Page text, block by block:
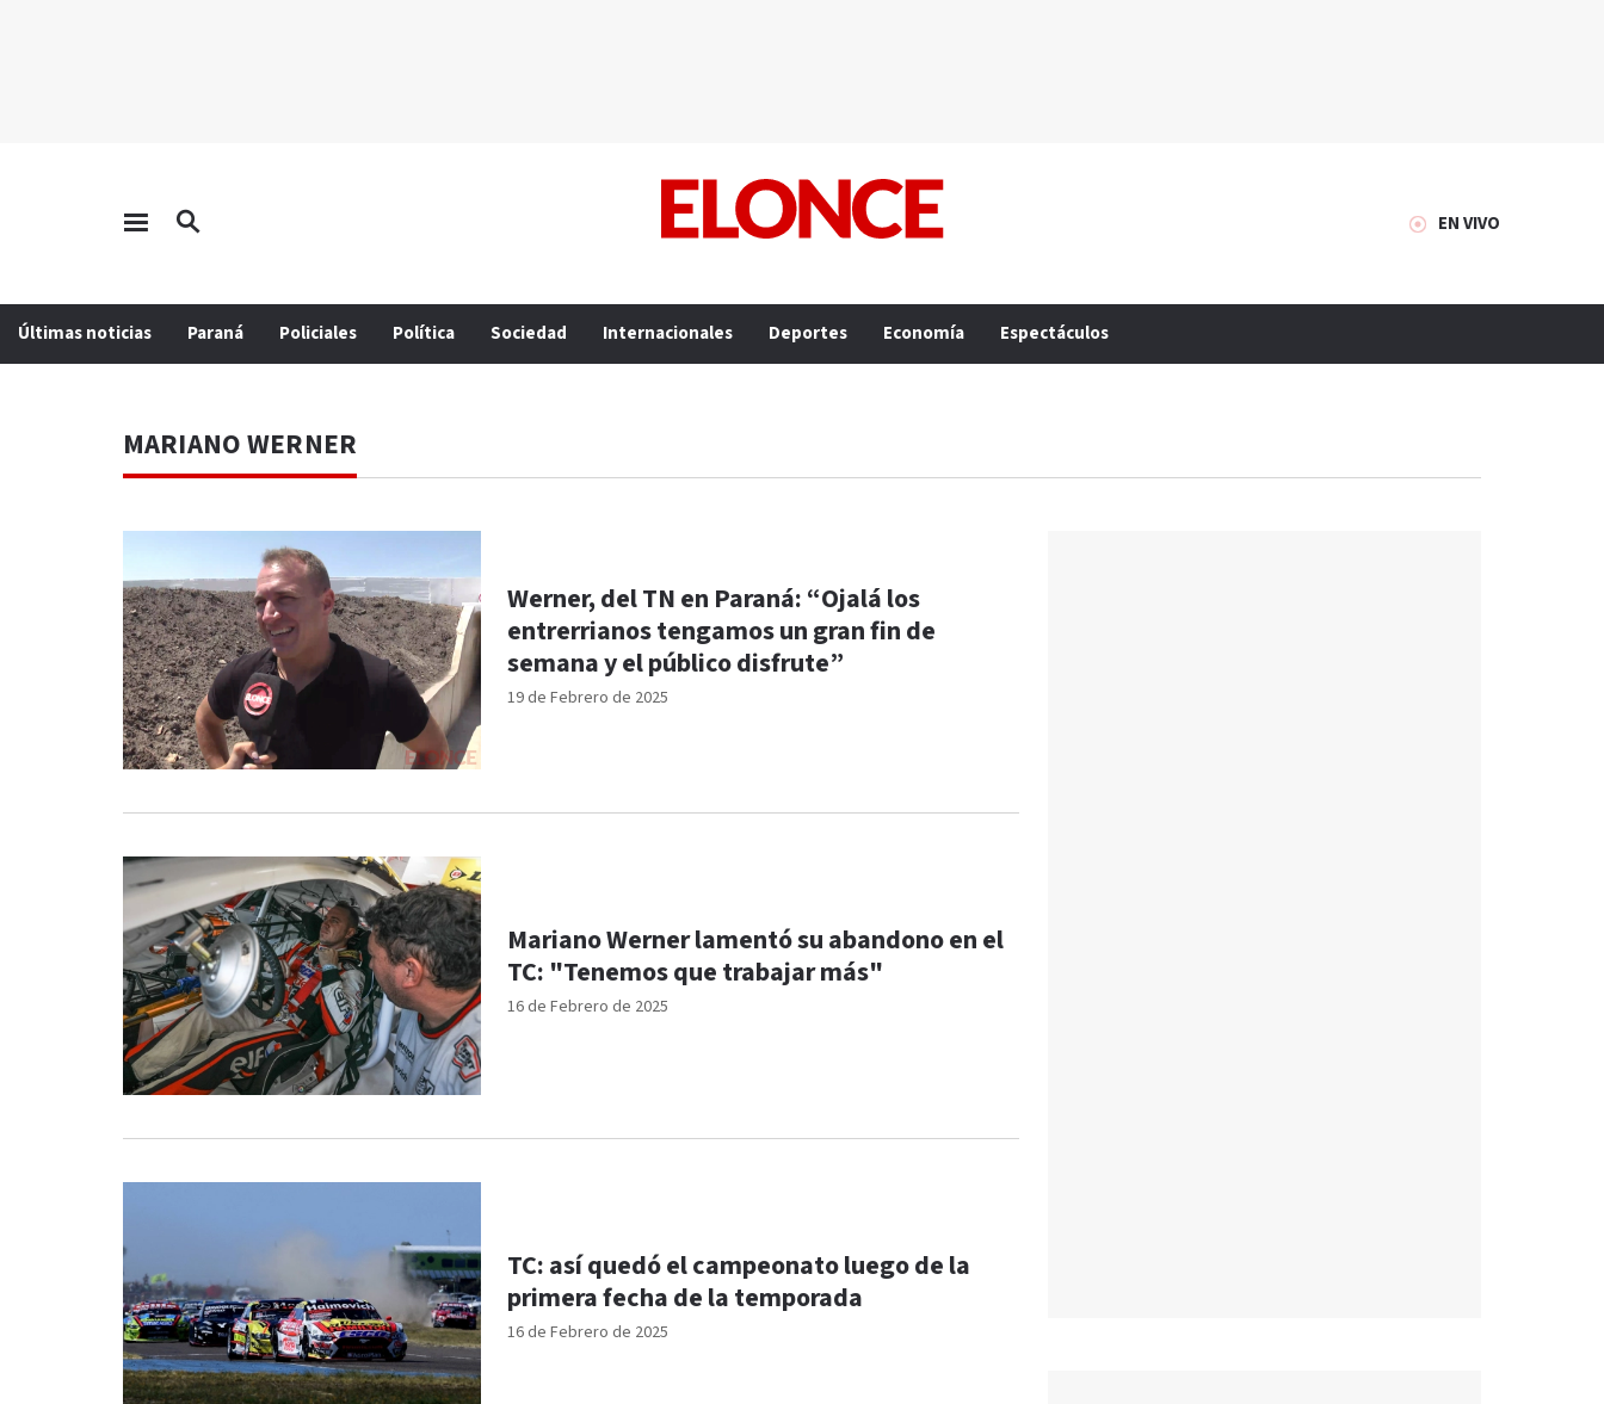
EN VIVO
Últimas noticias Paraná Policiales Política Sociedad Internacionales Deportes Economía Espectáculos
MARIANO WERNER
19 de Febrero de 2025
Werner, del TN en Paraná: “Ojalá los
entrerrianos tengamos un gran fin de
semana y el público disfrute”
16 de Febrero de 2025
Mariano Werner lamentó su abandono en el
TC: "Tenemos que trabajar más"
16 de Febrero de 2025
TC: así quedó el campeonato luego de la
primera fecha de la temporada